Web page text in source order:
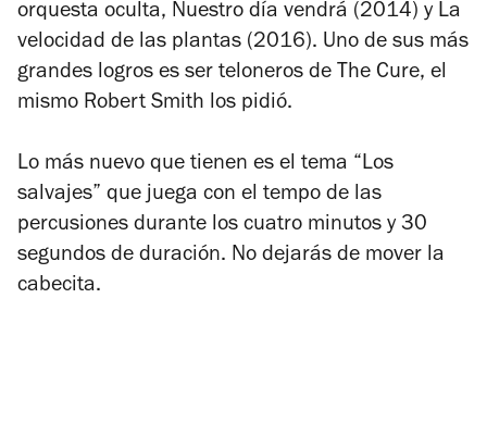
orquesta oculta, Nuestro día vendrá (2014) y La
velocidad de las plantas (2016). Uno de sus más
grandes logros es ser teloneros de The Cure, el
mismo Robert Smith los pidió.
Lo más nuevo que tienen es el tema “Los
salvajes” que juega con el tempo de las
percusiones durante los cuatro minutos y 30
segundos de duración. No dejarás de mover la
cabecita.